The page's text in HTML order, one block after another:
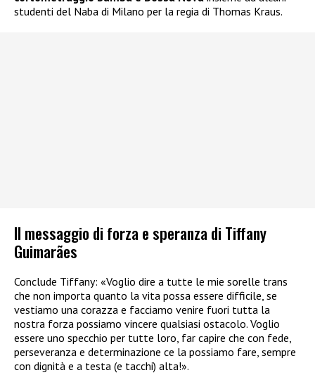
studenti del Naba di Milano per la regia di Thomas Kraus.
Il messaggio di forza e speranza di Tiffany
Guimarães
Conclude Tiffany: «Voglio dire a tutte le mie sorelle trans
che non importa quanto la vita possa essere difficile, se
vestiamo una corazza e facciamo venire fuori tutta la
nostra forza possiamo vincere qualsiasi ostacolo. Voglio
essere uno specchio per tutte loro, far capire che con fede,
perseveranza e determinazione ce la possiamo fare, sempre
con dignità e a testa (e tacchi) alta!».